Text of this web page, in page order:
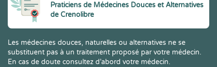
Praticiens de Médecines Douces et Alternatives
de Crenolibre
Les médecines douces, naturelles ou alternatives ne se
substituent pas à un traitement proposé par votre médecin.
En cas de doute consultez d’abord votre médecin.